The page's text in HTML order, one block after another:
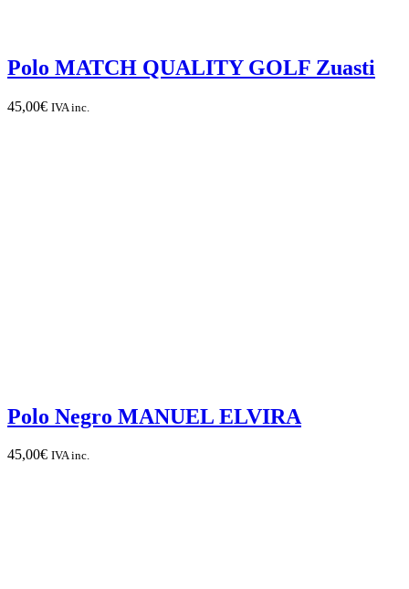
Polo MATCH QUALITY GOLF Zuasti
45,00€ IVA inc.
Polo Negro MANUEL ELVIRA
45,00€ IVA inc.